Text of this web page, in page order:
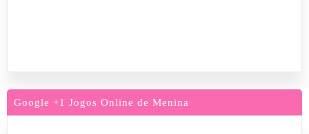
Google +1 Jogos Online de Menina